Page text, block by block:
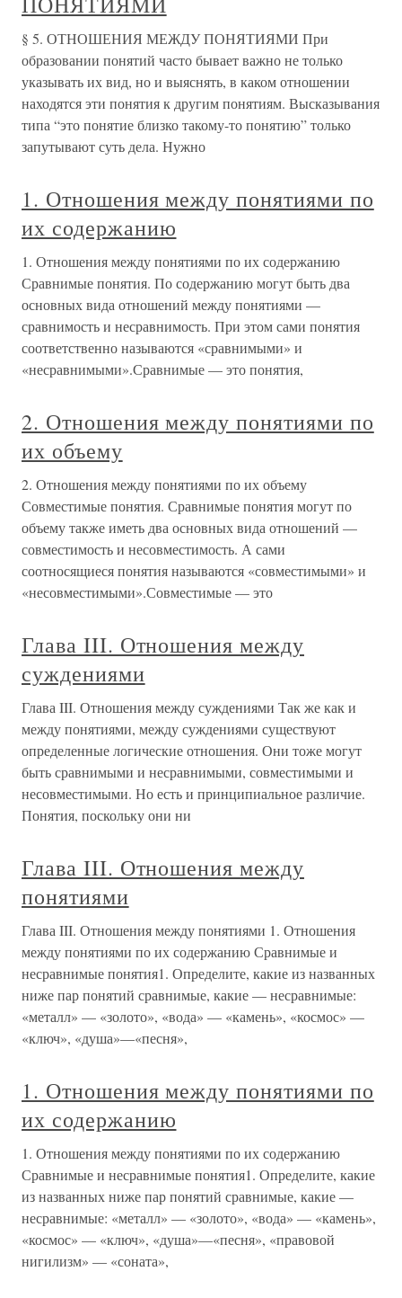
§ 5. ОТНОШЕНИЯ МЕЖДУ ПОНЯТИЯМИ При
образовании понятий часто бывает важно не только
указывать их вид, но и выяснять, в каком отношении
находятся эти понятия к другим понятиям. Высказывания
типа “это понятие близко такому-то понятию” только
запутывают суть дела. Нужно
1. Отношения между понятиями по
их содержанию
1. Отношения между понятиями по их содержанию
Сравнимые понятия. По содержанию могут быть два
основных вида отношений между понятиями —
сравнимость и несравнимость. При этом сами понятия
соответственно называются «сравнимыми» и
«несравнимыми».Сравнимые — это понятия,
2. Отношения между понятиями по
их объему
2. Отношения между понятиями по их объему
Совместимые понятия. Сравнимые понятия могут по
объему также иметь два основных вида отношений —
совместимость и несовместимость. А сами
соотносящиеся понятия называются «совместимыми» и
«несовместимыми».Совместимые — это
Глава III. Отношения между
суждениями
Глава III. Отношения между суждениями Так же как и
между понятиями, между суждениями существуют
определенные логические отношения. Они тоже могут
быть сравнимыми и несравнимыми, совместимыми и
несовместимыми. Но есть и принципиальное различие.
Понятия, поскольку они ни
Глава III. Отношения между
понятиями
Глава III. Отношения между понятиями 1. Отношения
между понятиями по их содержанию Сравнимые и
несравнимые понятия1. Определите, какие из названных
ниже пар понятий сравнимые, какие — несравнимые:
«металл» — «золото», «вода» — «камень», «космос» —
«ключ», «душа»—«песня»,
1. Отношения между понятиями по
их содержанию
1. Отношения между понятиями по их содержанию
Сравнимые и несравнимые понятия1. Определите, какие
из названных ниже пар понятий сравнимые, какие —
несравнимые: «металл» — «золото», «вода» — «камень»,
«космос» — «ключ», «душа»—«песня», «правовой
нигилизм» — «соната»,